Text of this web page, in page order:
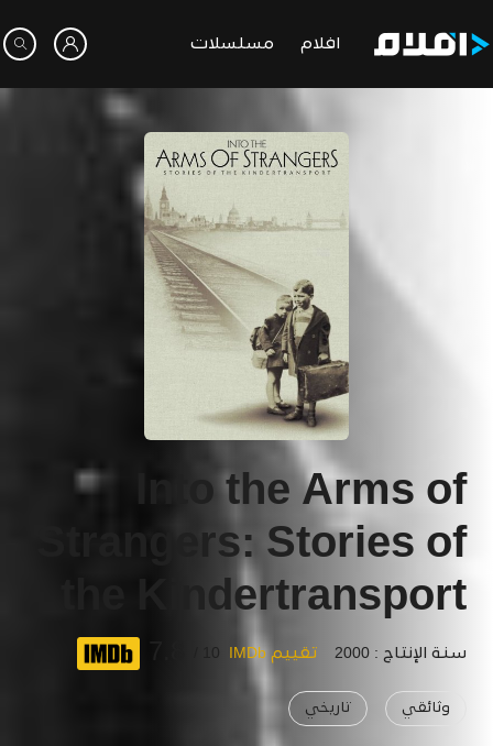
افلام مسلسلات
Into the Arms of
Strangers: Stories of
the Kindertransport
سنة الإنتاج : 2000 تقييم IMDb 10 /
وثائقي تاريخي